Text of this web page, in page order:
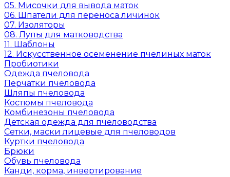
05. Мисочки для вывода маток
06. Шпатели для переноса личинок
07. Изоляторы
08. Лупы для матководства
11. Шаблоны
12. Искусственное осеменение пчелиных маток
Пробиотики
Одежда пчеловода
Перчатки пчеловода
Шляпы пчеловода
Костюмы пчеловода
Комбинезоны пчеловода
Детская одежда для пчеловодства
Сетки, маски лицевые для пчеловодов
Куртки пчеловода
Брюки
Обувь пчеловода
Канди, корма, инвертирование